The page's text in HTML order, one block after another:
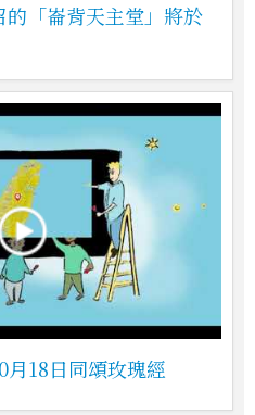
「崙背天主堂」將於
18日同頌玫瑰經